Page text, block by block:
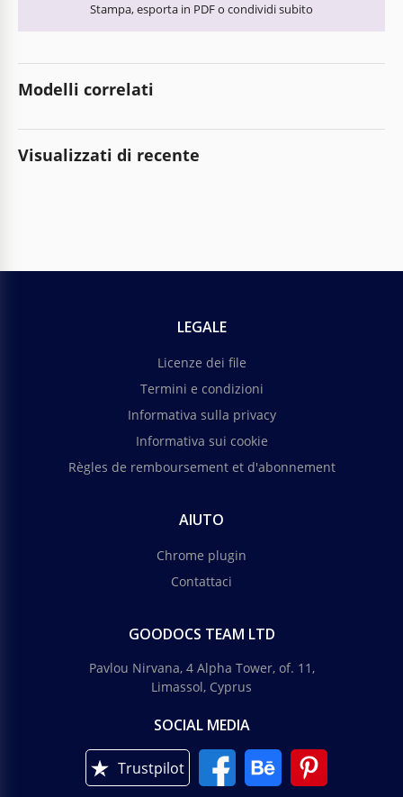
Stampa, esporta in PDF o condividi subito
Modelli correlati
Visualizzati di recente
LEGALE
Licenze dei file
Termini e condizioni
Informativa sulla privacy
Informativa sui cookie
Règles de remboursement et d'abonnement
AIUTO
Chrome plugin
Contattaci
GOODOCS TEAM LTD
Pavlou Nirvana, 4 Alpha Tower, of. 11,
Limassol, Cyprus
SOCIAL MEDIA
Trustpilot